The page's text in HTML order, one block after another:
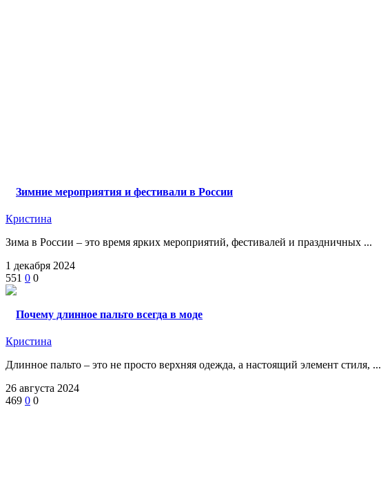
Зимние мероприятия и фестивали в России
Кристина
Зима в России – это время ярких мероприятий, фестивалей и праздничных ...
1 декабря 2024
551 0 0
Почему длинное пальто всегда в моде
Кристина
Длинное пальто – это не просто верхняя одежда, а настоящий элемент стиля, ...
26 августа 2024
469 0 0